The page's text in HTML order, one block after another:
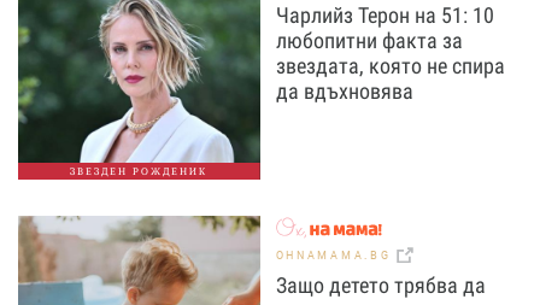
ЗВЕЗДЕН РОЖДЕНИК
Чарлийз Терон на 51: 10
любопитни факта за
звездата, която не спира
да вдъхновява
OHNAMAMA.BG
Защо детето трябва да